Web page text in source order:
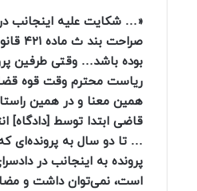
بوده باشد… وقتی طرفین
همین معنا و در همین
قاضی ابتدا توسط
… تا دو سال به پرونده‌ای
پرونده به اینجانب در
است، نمی‌توان داشت و